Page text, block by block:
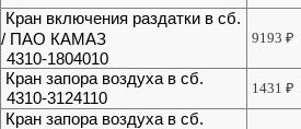
Кран включения раздатки в сб.
/ ПАО КАМАЗ
4310-1804010
9193₽
Кран запора воздуха в сб.
4310-3124110
1431₽
Кран запора воздуха в сб.